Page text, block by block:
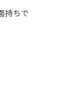
持ちで